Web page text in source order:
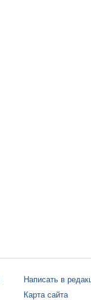
Написать в
Карта сайта